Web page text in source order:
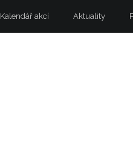
Kalendář akcí Aktuality